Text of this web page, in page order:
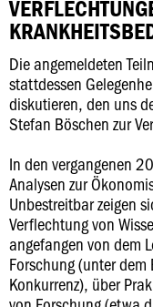
Die angemeldeten
stattdessen
diskutieren, den uns
Stefan Böschen zur
In den vergangenen
Analysen zur
Unbestreitbar zeigen
Verflechtung von
angefangen von dem
Forschung (unter
Konkurrenz), über